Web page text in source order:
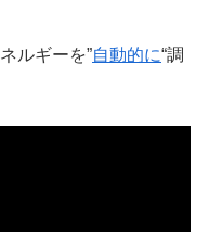
ルギーを”自動的に“調